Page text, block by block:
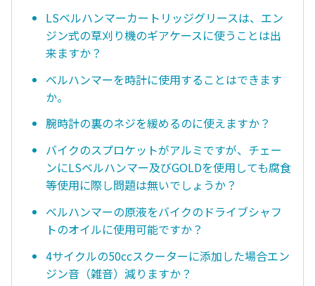
LSベルハンマーカートリッジグリースは、エン
ジン式の草刈り機のギアケースに使うことは出
来ますか？
ベルハンマーを時計に使用することはできます
か。
腕時計の裏のネジを緩めるのに使えますか？
バイクのスプロケットがアルミですが、チェー
ンにLSベルハンマー及びGOLDを使用しても腐食
等使用に際し問題は無いでしょうか？
ベルハンマーの原液をバイクのドライブシャフ
トのオイルに使用可能ですか？
4サイクルの50ccスクーターに添加した場合エン
ジン音（雑音）減りますか？